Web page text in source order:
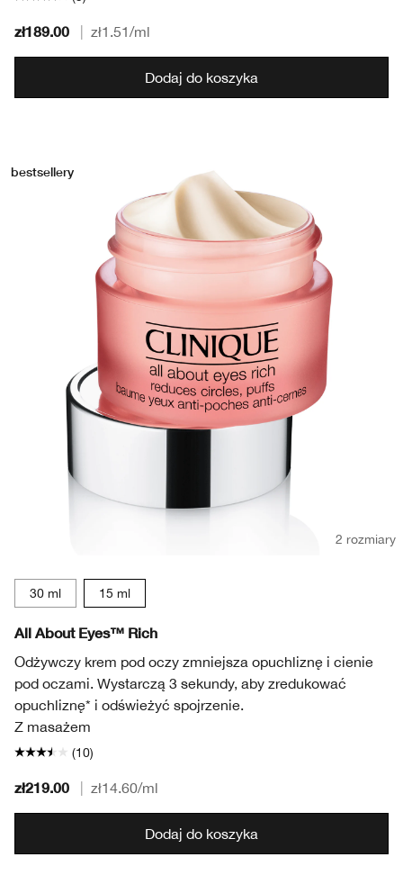
zł189.00 zł1.51/ml
Dodaj do koszyka
bestsellery
2 rozmiary
30 ml 15 ml
All About Eyes™ Rich
Odżywczy krem pod oczy zmniejsza opuchliznę i cienie
pod oczami. Wystarczą 3 sekundy, aby zredukować
opuchliznę* i odświeżyć spojrzenie.
Z masażem
(10)
zł219.00 zł14.60/ml
Dodaj do koszyka